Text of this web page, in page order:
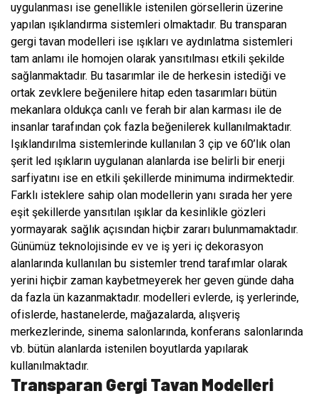
uygulanması ise genellikle istenilen görsellerin üzerine
yapılan ışıklandırma sistemleri olmaktadır. Bu transparan
gergi tavan modelleri ise ışıkları ve aydınlatma sistemleri
tam anlamı ile homojen olarak yansıtılması etkili şekilde
sağlanmaktadır. Bu tasarımlar ile de herkesin istediği ve
ortak zevklere beğenilere hitap eden tasarımları bütün
mekanlara oldukça canlı ve ferah bir alan karması ile de
insanlar tarafından çok fazla beğenilerek kullanılmaktadır.
Işıklandırılma sistemlerinde kullanılan 3 çip ve 60’lık olan
şerit led ışıkların uygulanan alanlarda ise belirli bir enerji
sarfiyatını ise en etkili şekillerde minimuma indirmektedir.
Farklı isteklere sahip olan modellerin yanı sırada her yere
eşit şekillerde yansıtılan ışıklar da kesinlikle gözleri
yormayarak sağlık açısından hiçbir zararı bulunmamaktadır.
Günümüz teknolojisinde ev ve iş yeri iç dekorasyon
alanlarında kullanılan bu sistemler trend tarafımlar olarak
yerini hiçbir zaman kaybetmeyerek her geven günde daha
da fazla ün kazanmaktadır. modelleri evlerde, iş yerlerinde,
ofislerde, hastanelerde, mağazalarda, alışveriş
merkezlerinde, sinema salonlarında, konferans salonlarında
vb. bütün alanlarda istenilen boyutlarda yapılarak
kullanılmaktadır.
Transparan Gergi Tavan Modelleri